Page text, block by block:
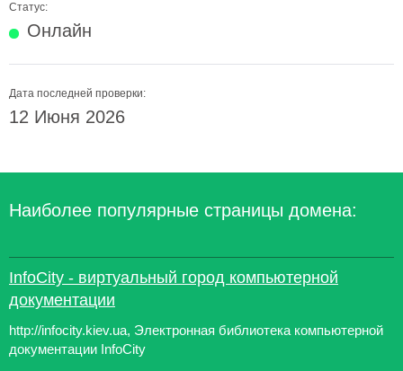
Статус:
Онлайн
Дата последней проверки:
12 Июня 2026
Наиболее популярные страницы домена:
InfoCity - виртуальный город компьютерной
документации
http://infocity.kiev.ua, Электронная библиотека компьютерной
документации InfoCity